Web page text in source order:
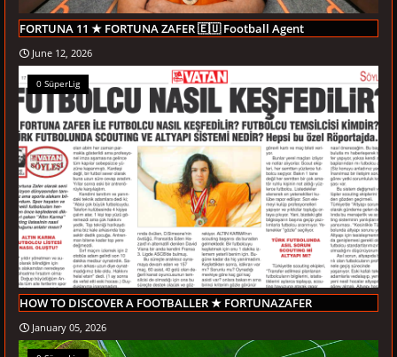
FORTUNA 11 ★ FORTUNA ZAFER 🇪🇺 Football Agent
June 12, 2026
0 SüperLig
HOW TO DISCOVER A FOOTBALLER ★ FORTUNAZAFER
January 05, 2026